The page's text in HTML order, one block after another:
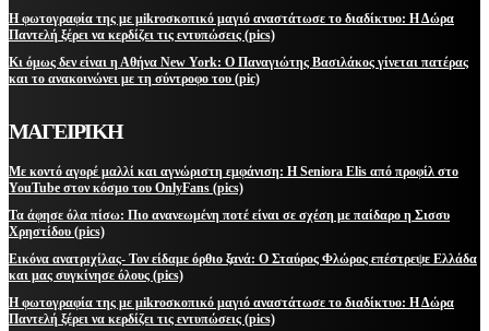
Η φωτογραφία της με μikroσκοπικό μαγιό αναστάτωσε το διαδίκτυο: Η Δώρα
Παντελή ξέρει να κερδίζει τις εντυπώσεις (pics)
Κι όμως δεν είναι η Αθήνα New York: Ο Παναγιώτης Βασιλάκος γίνεται πατέρας
και το ανακοινώνει με τη σύντροφο του (pic)
ΜΑΓΕΙΡΙΚΗ
Με κοντό αγορέ μαλλί και αγνώριστη εμφάνιση: Η Seniora Elis από προφίλ στο
YouTube στον κόσμο του OnlyFans (pics)
Τα άφησε όλα πίσω: Πιο ανανεωμένη ποτέ είναι σε σχέση με παίδαρο η Σισσυ
Χρηστίδου (pics)
Εικόνα ανατριχίλας- Τον είδαμε όρθιο ξανά: Ο Σταύρος Φλώρος επέστρεψε Ελλάδα
και μας συγκίνησε όλους (pics)
Η φωτογραφία της με μikroσκοπικό μαγιό αναστάτωσε το διαδίκτυο: Η Δώρα
Παντελή ξέρει να κερδίζει τις εντυπώσεις (pics)